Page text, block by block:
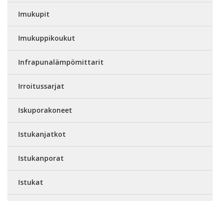
Imukupit
Imukuppikoukut
Infrapunalämpömittarit
Irroitussarjat
Iskuporakoneet
Istukanjatkot
Istukanporat
Istukat